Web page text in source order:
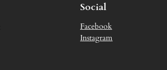
Social
Facebook
Instagram